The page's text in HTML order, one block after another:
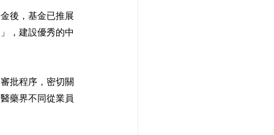
後，基金已推展
，建設優秀的中
批程序，密切關
藥界不同從業員